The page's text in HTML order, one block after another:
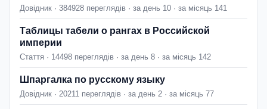
Довідник · 384928 переглядів · за день 10 · за місяць 141
Таблицы табели о рангах в Российской
империи
Стаття · 14498 переглядів · за день 8 · за місяць 142
Шпаргалка по русскому языку
Довідник · 20211 переглядів · за день 2 · за місяць 77